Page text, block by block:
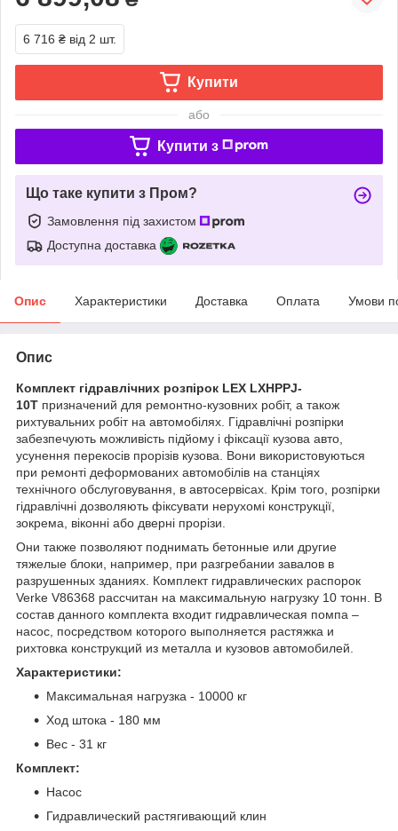
6 716 ₴ від 2 шт.
Купити
або
Купити з
Що таке купити з Пром?
Замовлення під захистом
Доступна доставка
Опис Характеристики Доставка Оплата Умови
Опис
Комплект гідравлічних розпірок LEX LXHPPJ-
10T призначений для ремонтно-кузовних робіт, а також
рихтувальних робіт на автомобілях. Гідравлічні розпірки
забезпечують можливість підйому і фіксації кузова авто,
усунення перекосів прорізів кузова. Вони використовуються
при ремонті деформованих автомобілів на станціях
технічного обслуговування, в автосервісах. Крім того, розпірки
гідравлічні дозволяють фіксувати нерухомі конструкції,
зокрема, віконні або дверні прорізи.
Они также позволяют поднимать бетонные или другие
тяжелые блоки, например, при разгребании завалов в
разрушенных зданиях. Комплект гидравлических распорок
Verke V86368 рассчитан на максимальную нагрузку 10 тонн. В
состав данного комплекта входит гидравлическая помпа –
насос, посредством которого выполняется растяжка и
рихтовка конструкций из металла и кузовов автомобилей.
Характеристики:
Максимальная нагрузка - 10000 кг
Ход штока - 180 мм
Вес - 31 кг
Комплект:
Насос
Гидравлический растягивающий клин